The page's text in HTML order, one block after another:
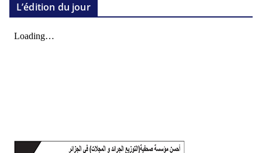
L’édition du jour